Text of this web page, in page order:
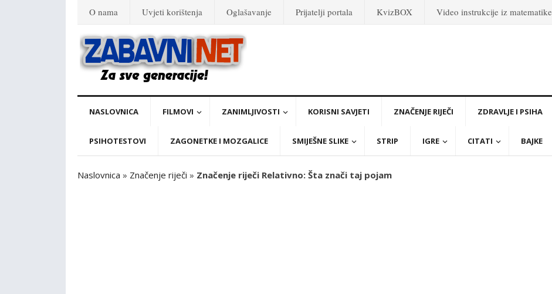
O nama Uvjeti korištenja Oglašavanje Prijatelji portala KvizBOX Video instrukcije iz matematike
NASLOVNICA FILMOVI ZANIMLJIVOSTI KORISNI SAVJETI ZNAČENJE RIJEČI ZDRAVLJE I PSIHA
PSIHOTESTOVI ZAGONETKE I MOZGALICE SMIJEŠNE SLIKE STRIP IGRE CITATI BAJKE
Naslovnica » Značenje riječi » Značenje riječi Relativno: Šta znači taj pojam